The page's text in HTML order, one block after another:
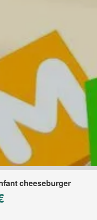
cheeseburger